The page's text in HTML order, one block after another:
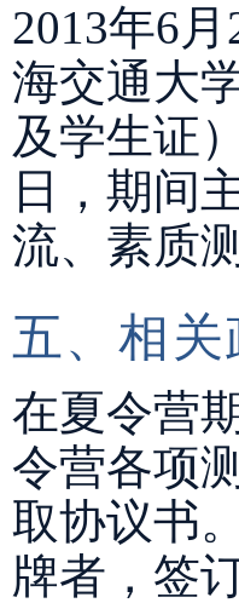
2013年6
海交通大
及学生证
日，期间
流、素质
五、相关
在夏令营
令营各项
取协议书
牌者，签